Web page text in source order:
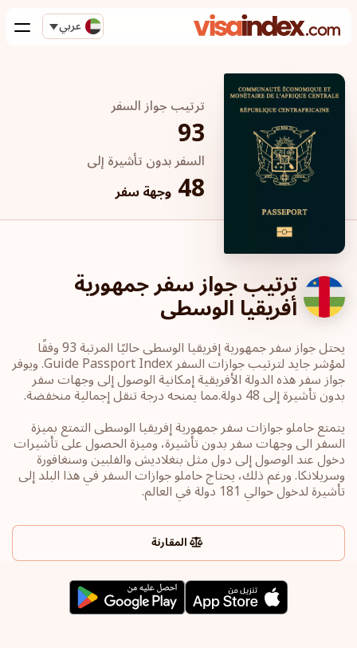
عربي
ترتيب جواز السفر
93
السفر بدون تأشيرة إلى
48 وجهة سفر
ترتيب جواز سفر جمهورية
أفريقيا الوسطى
يحتل جواز سفر جمهورية إفريقيا الوسطى حاليًا المرتبة 93 وفقًا
لمؤشر جايد لترتيب جوازات السفر Guide Passport Index. ويوفر
جواز سفر هذه الدولة الأفريقية إمكانية الوصول إلى وجهات سفر
بدون تأشيرة إلى 48 دولة.مما يمنحه درجة تنقل إجمالية منخفضة.
يتمتع حاملو جوازات سفر جمهورية إفريقيا الوسطى التمتع بميزة
السفر الى وجهات سفر بدون تأشيرة، وميزة الحصول على تأشيرات
دخول عند الوصول إلى دول مثل بنغلاديش والفلبين وسنغافورة
وسريلانكا. ورغم ذلك، يحتاج حاملو جوازات السفر في هذا البلد إلى
تأشيرة لدخول حوالي 181 دولة في العالم.
المقارنة